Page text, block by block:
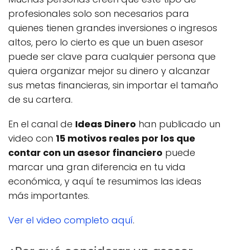
profesionales solo son necesarios para
quienes tienen grandes inversiones o ingresos
altos, pero lo cierto es que un buen asesor
puede ser clave para cualquier persona que
quiera organizar mejor su dinero y alcanzar
sus metas financieras, sin importar el tamaño
de su cartera.
En el canal de Ideas Dinero han publicado un
video con 15 motivos reales por los que
contar con un asesor financiero puede
marcar una gran diferencia en tu vida
económica, y aquí te resumimos las ideas
más importantes.
Ver el video completo aquí.